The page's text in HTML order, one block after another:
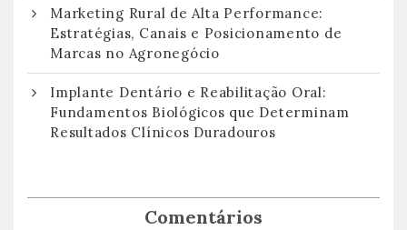
Marketing Rural de Alta Performance:
Estratégias, Canais e Posicionamento de
Marcas no Agronegócio
Implante Dentário e Reabilitação Oral:
Fundamentos Biológicos que Determinam
Resultados Clínicos Duradouros
Comentários